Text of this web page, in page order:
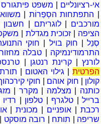
אי-רציונליים
משפט פיתגורס
התפתחות הסְפַרוֹת
מורכבים |לוגריתם חשבון
הציפה
זכוכית מגדלת
סְנֵל| חוק בויל חוקי
התרמודינמיקה
טבלה
לורנץ|קרינת רנטגן
הפרטית| גילוי האטום
קולון
חוק אוהם חוקי
כותנה
מצלמה מקרר
ברייל
טלגרף טלפון רדיו
רכבת| אופניים מכונית|
שריפה
תותח רובה מוסקט